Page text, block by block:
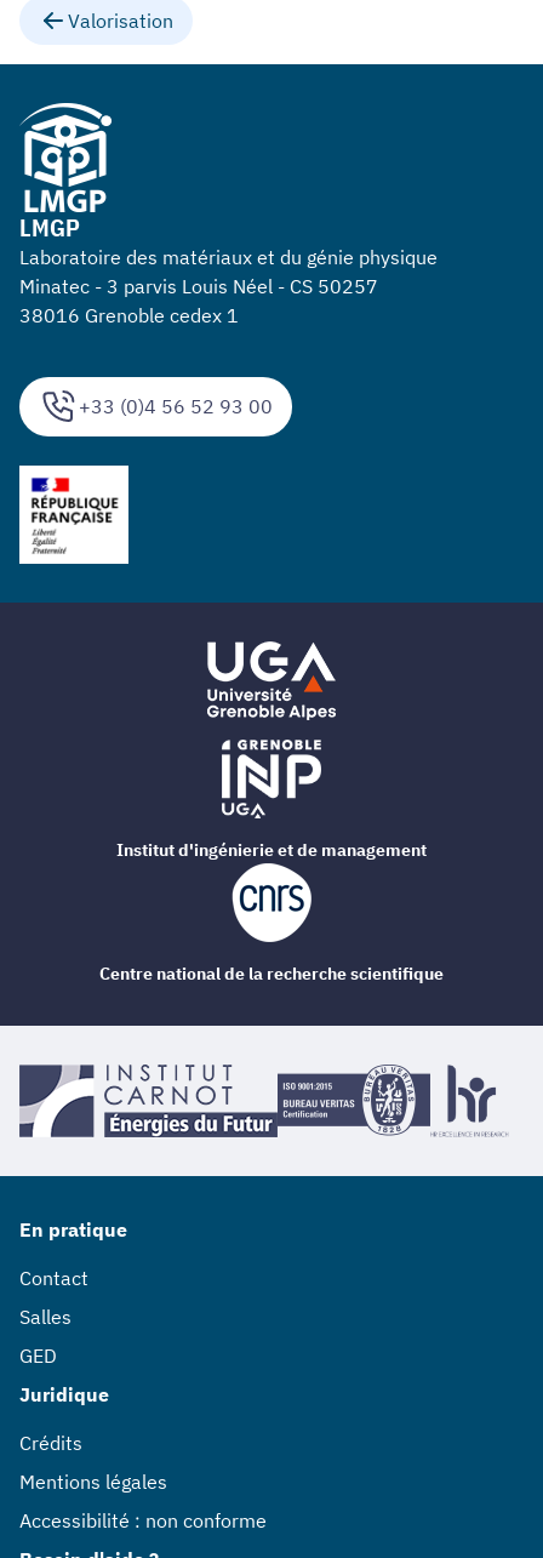
Valorisation
+33 (0)4 56 52 93 00
LMGP
Laboratoire des matériaux et du génie physique
Minatec - 3 parvis Louis Néel - CS 50257
38016 Grenoble cedex 1
En pratique
Contact
Salles
GED
Juridique
Crédits
Mentions légales
Accessibilité : non conforme
Institut d'ingénierie et de management
Centre national de la recherche scientifique